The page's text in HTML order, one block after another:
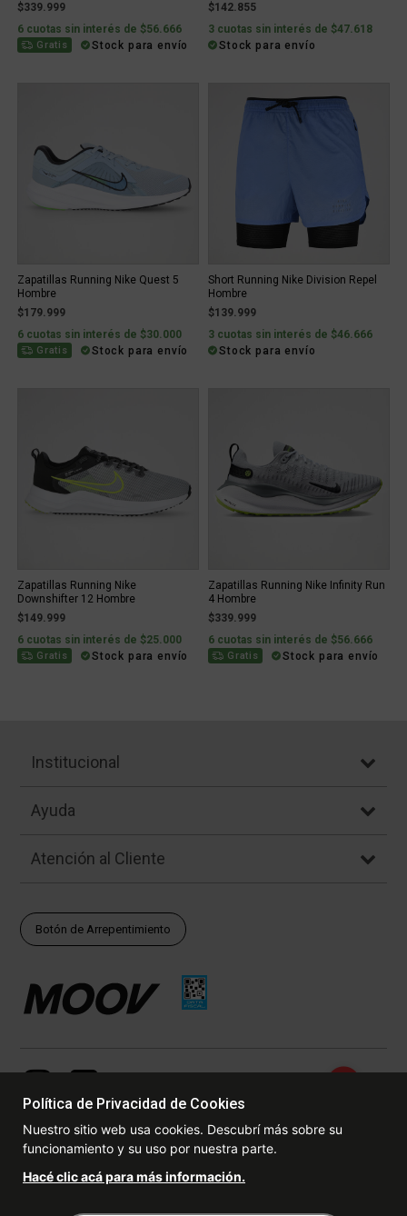
$339.999
6 cuotas sin interés de $56.666
Gratis Stock para envío
$142.855
3 cuotas sin interés de $47.618
Stock para envío
Zapatillas Running Nike Quest 5
Hombre
$179.999
6 cuotas sin interés de $30.000
Gratis Stock para envío
Short Running Nike Division Repel
Hombre
$139.999
3 cuotas sin interés de $46.666
Stock para envío
Zapatillas Running Nike
Downshifter 12 Hombre
$149.999
6 cuotas sin interés de $25.000
Gratis Stock para envío
Zapatillas Running Nike Infinity Run
4 Hombre
$339.999
6 cuotas sin interés de $56.666
Gratis Stock para envío
Institucional
Ayuda
Atención al Cliente
Botón de Arrepentimiento
© Copyright - 2017 - 2026 www.dexter.com.ar, TODOS LOS
DERECHOS RESERVADOS. Las fotos contenidas en este site, el
Política de Privacidad de Cookies
Nuestro sitio web usa cookies. Descubrí más sobre su
funcionamiento y su uso por nuestra parte.
Hacé clic acá para más información.